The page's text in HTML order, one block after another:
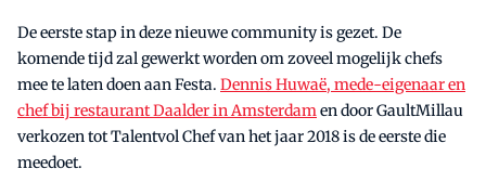
De eerste stap in deze nieuwe community is gezet. De
komende tijd zal gewerkt worden om zoveel mogelijk chefs
mee te laten doen aan Festa. Dennis Huwaë, mede-eigenaar en
chef bij restaurant Daalder in Amsterdamen door GaultMillau
verkozen tot Talentvol Chef van het jaar 2018 is de eerste die
meedoet.